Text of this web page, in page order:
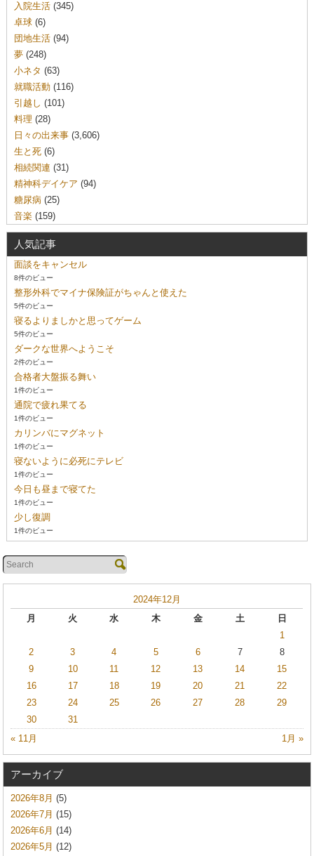
入院生活(345)
卓球(6)
団地生活(94)
夢(248)
小ネタ (63)
就職活動(116)
引越し (101)
料理 (28)
日々の出来事(3,606)
生と死(6)
相続関連 (31)
精神科デイケア (94)
糖尿病 (25)
音楽(159)
人気記事
面談をキャンセル
8件のビュー
整形外科でマイナ保険証がちゃんと使えた
5件のビュー
寝るよりましかと思ってゲーム
5件のビュー
ダークな世界へようこそ
2件のビュー
合格者大盤振る舞い
1件のビュー
通院で疲れ果てる
1件のビュー
カリンバにマグネット
1件のビュー
寝ないように必死にテレビ
1件のビュー
今日も昼まで寝てた
1件のビュー
少し復調
1件のビュー
2024年12月
月
火 水 木 金 土
日
1
2
3 4 5 6 7
8
9
10 11 12 13 14
15
16
17 18 19 20 21
22
23
24 25 26 27 28
29
30
31
« 11月
1月 »
アーカイブ
2026年8月 (5)
2026年7月 (15)
2026年6月 (14)
2026年5月 (12)